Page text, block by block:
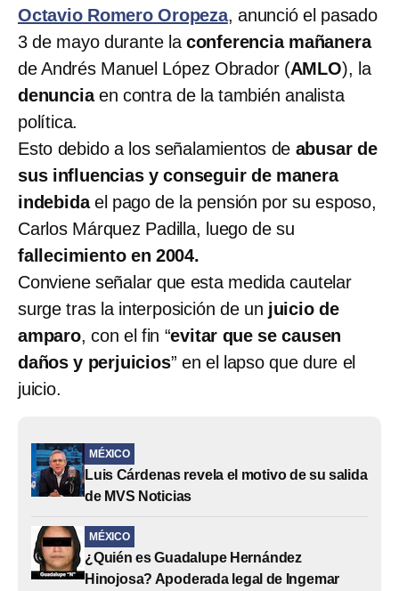
Octavio Romero Oropeza, anunció el pasado
3 de mayo durante la conferencia mañanera
de Andrés Manuel López Obrador (AMLO), la
denunciaen contra de la también analista
política.
Esto debido a los señalamientos de abusar de
sus influencias y conseguir de manera
indebidael pago de la pensión por su esposo,
Carlos Márquez Padilla, luego de su
fallecimiento en 2004.
Conviene señalar que esta medida cautelar
surge tras la interposición de un juicio de
amparo, con el fin “evitar que se causen
daños y perjuicios” en el lapso que dure el
juicio.
MÉXICO
Luis Cárdenas revela el motivo de su salida
de MVS Noticias
MÉXICO
¿Quién es Guadalupe Hernández
Hinojosa? Apoderada legal de Ingemar